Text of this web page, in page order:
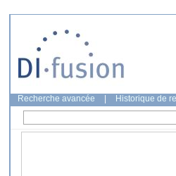
Recherche avancée Historique de